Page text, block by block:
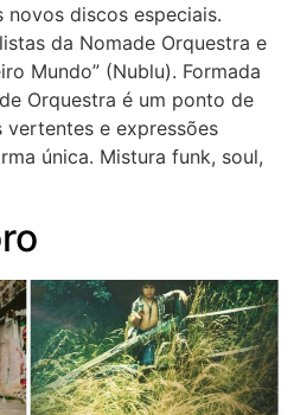
discos especiais.
da Nomade Orquestra e
Mundo” (Nublu). Formada
Orquestra é um ponto de
e expressões
única. Mistura funk, soul,